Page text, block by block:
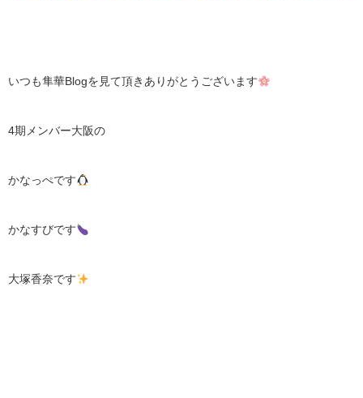
いつも隼華Blogを見て頂きありがとうございます
4期メンバー大阪の
かなっぺです
かなすびです
大塚香奈です